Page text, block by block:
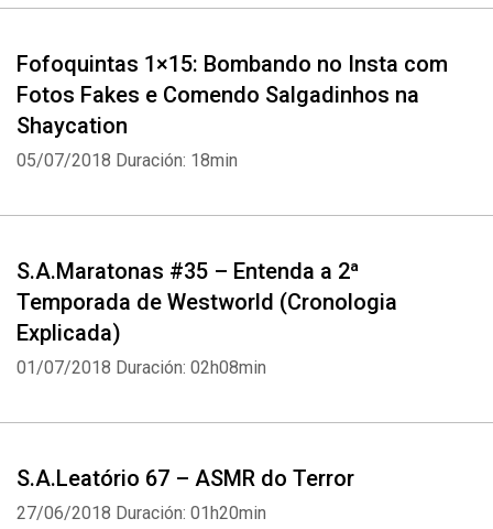
Fofoquintas 1×15: Bombando no Insta com
Fotos Fakes e Comendo Salgadinhos na
Shaycation
05/07/2018 Duración: 18min
S.A.Maratonas #35 – Entenda a 2ª
Temporada de Westworld (Cronologia
Explicada)
01/07/2018 Duración: 02h08min
S.A.Leatório 67 – ASMR do Terror
27/06/2018 Duración: 01h20min